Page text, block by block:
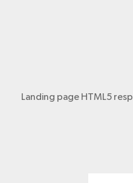
Landing page HTML5